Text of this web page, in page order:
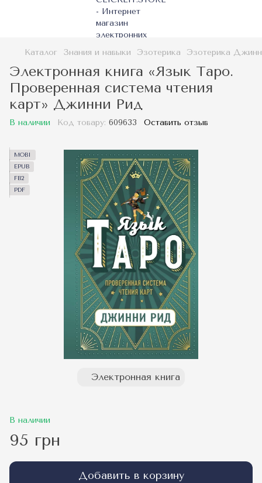
Каталог Знания и навыки Эзотерика Эзотерика
Электронная книга «Язык Таро.
Проверенная система чтения
карт» Джинни Рид
В наличии Код товару: 609633 Оставить отзыв
MOBI
EPUB
FB2
PDF
Электронная книга
В наличии
95 грн
Добавить в корзину